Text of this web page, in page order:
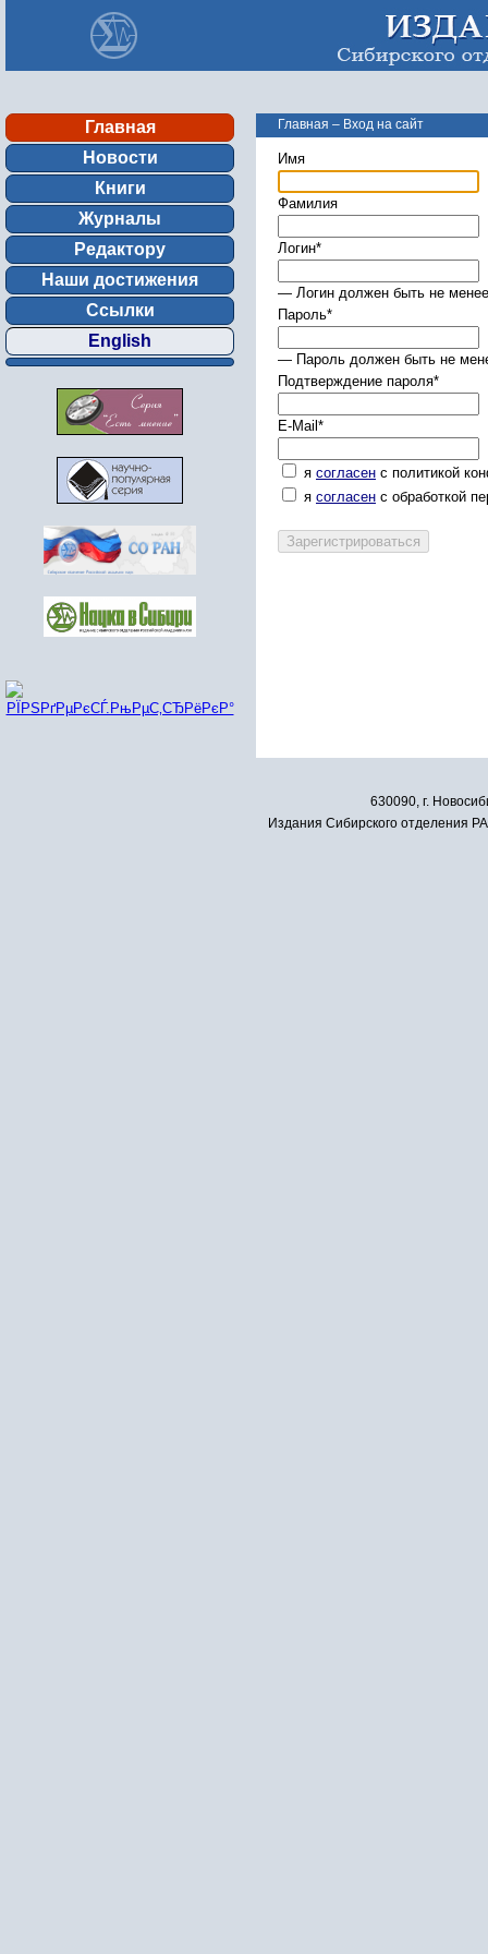
Главная
Новости
Книги
Журналы
Редактору
Наши достижения
Ссылки
English
Главная – Вход на сайт
Имя
Фамилия
Логин*
— Логин должен быть не
Пароль*
— Пароль должен быть не
Подтверждение пароля*
E-Mail *
я согласен с политикой
я согласен с обработкой
630090, г.
Издания Сибирского отделения